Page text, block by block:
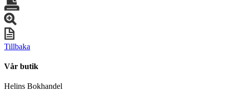
Tillbaka
Vår butik
Helins Bokhandel